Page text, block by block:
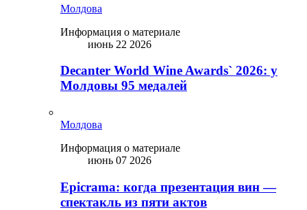
Молдова
Информация о материале
июнь 22 2026
Decanter World Wine Awards` 2026: у
Молдовы 95 медалей
Молдова
Информация о материале
июнь 07 2026
Epicrama: когда презентация вин —
спектакль из пяти актов